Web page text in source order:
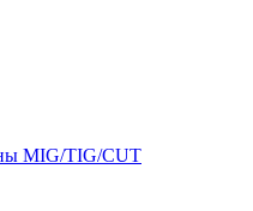
MIG/TIG/CUT